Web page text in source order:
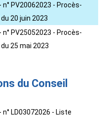
PV20062023 - Procès-
20 juin 2023
PV25052023 - Procès-
25 mai 2023
du Conseil
LD03072026 - Liste